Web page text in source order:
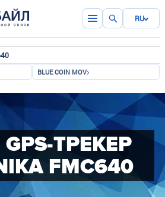
RU
BLUE COIN MOV›
GPS-ТРЕКЕР
FMC640